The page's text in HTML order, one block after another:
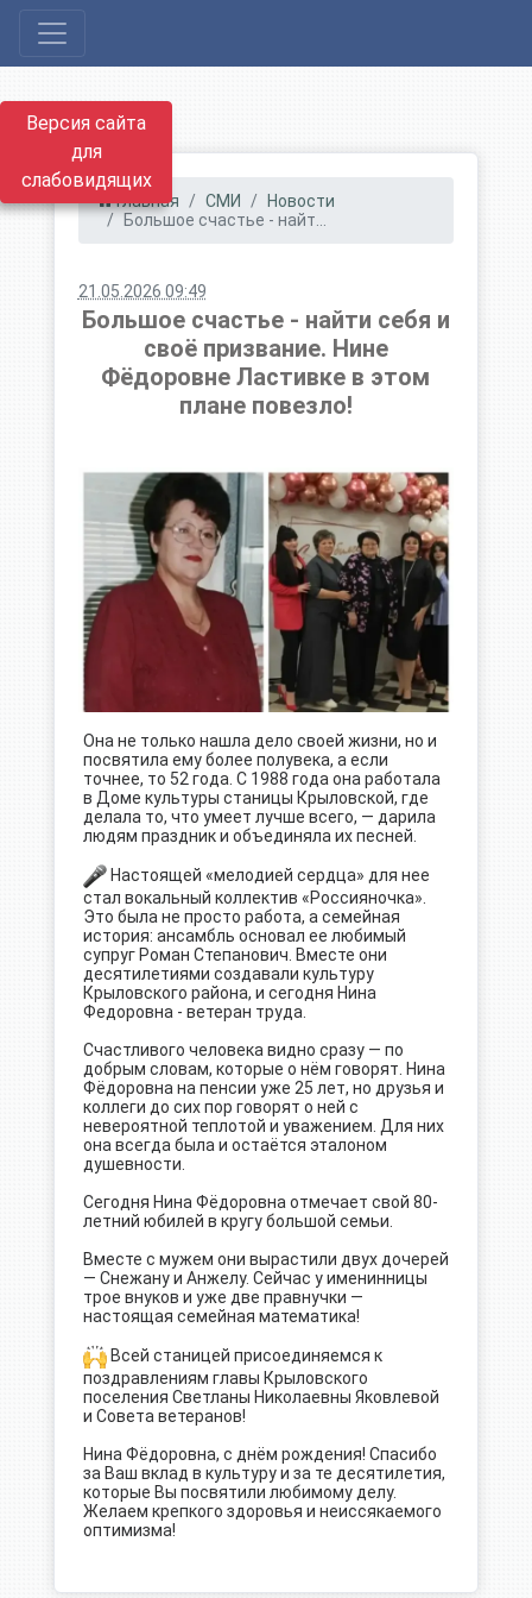
Версия сайта
для
слабовидящих
Главная СМИ
Новости
Большое счастье - найт...
21.05.2026 09:49
Большое счастье - найти себя и
своё призвание. Нине
Фёдоровне Ластивке в этом
плане повезло!
Она не только нашла дело своей жизни, но и
посвятила ему более полувека, а если
точнее, то 52 года. С 1988 года она работала
в Доме культуры станицы Крыловской, где
делала то, что умеет лучше всего, — дарила
людям праздник и объединяла их песней.
Настоящей «мелодией сердца» для нее
стал вокальный коллектив «Россияночка».
Это была не просто работа, а семейная
история: ансамбль основал ее любимый
супруг Роман Степанович. Вместе они
десятилетиями создавали культуру
Крыловского района, и сегодня Нина
Федоровна - ветеран труда.
Счастливого человека видно сразу — по
добрым словам, которые о нём говорят. Нина
Фёдоровна на пенсии уже 25 лет, но друзья и
коллеги до сих пор говорят о ней с
невероятной теплотой и уважением. Для них
она всегда была и остаётся эталоном
душевности.
Сегодня Нина Фёдоровна отмечает свой 80-
летний юбилей в кругу большой семьи.
Вместе с мужем они вырастили двух дочерей
— Снежану и Анжелу. Сейчас у именинницы
трое внуков и уже две правнучки —
настоящая семейная математика!
Всей станицей присоединяемся к
поздравлениям главы Крыловского
поселения Светланы Николаевны Яковлевой
и Совета ветеранов!
Нина Фёдоровна, с днём рождения! Спасибо
за Ваш вклад в культуру и за те десятилетия,
которые Вы посвятили любимому делу.
Желаем крепкого здоровья и неиссякаемого
оптимизма!